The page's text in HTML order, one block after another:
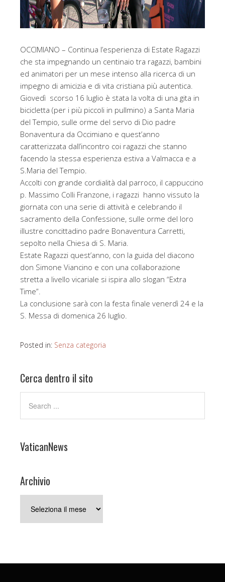
OCCIMIANO – Continua l’esperienza di Estate Ragazzi
che sta impegnando un centinaio tra ragazzi, bambini
ed animatori per un mese intenso alla ricerca di un
impegno di amicizia e di vita cristiana più autentica.
Giovedì scorso 16 luglio è stata la volta di una gita in
bicicletta (per i più piccoli in pullmino) a Santa Maria
del Tempio, sulle orme del servo di Dio padre
Bonaventura da Occimiano e quest’anno
caratterizzata dall’incontro coi ragazzi che stanno
facendo la stessa esperienza estiva a Valmacca e a
S.Maria del Tempio.
Accolti con grande cordialità dal parroco, il cappuccino
p. Massimo Colli Franzone, i ragazzi hanno vissuto la
giornata con una serie di attività e celebrando il
sacramento della Confessione, sulle orme del loro
illustre concittadino padre Bonaventura Carretti,
sepolto nella Chiesa di S. Maria.
Estate Ragazzi quest’anno, con la guida del diacono
don Simone Viancino e con una collaborazione
stretta a livello vicariale si ispira allo slogan “Extra
Time”.
La conclusione sarà con la festa finale venerdì 24 e la
S. Messa di domenica 26 luglio.
Posted in: Senza categoria
Cerca dentro il sito
VaticanNews
Archivio